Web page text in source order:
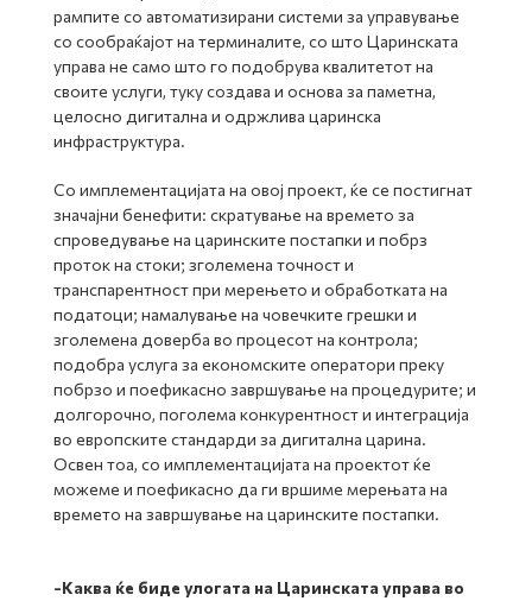
рампите со автоматизирани системи за управување
со сообраќајот на терминалите, со што Царинската
управа не само што го подобрува квалитетот на
своите услуги, туку создава и основа за паметна,
целосно дигитална и одржлива царинска
инфраструктура.
Со имплементацијата на овој проект, ќе се постигнат
значајни бенефити: скратување на времето за
спроведување на царинските постапки и побрз
проток на стоки; зголемена точност и
транспарентност при мерењето и обработката на
податоци; намалување на човечките грешки и
зголемена доверба во процесот на контрола;
подобра услуга за економските оператори преку
побрзо и поефикасно завршување на процедурите; и
долгорочно, поголема конкурентност и интеграција
во европските стандарди за дигитална царина.
Освен тоа, со имплементацијата на проектот ќе
можеме и поефикасно да ги вршиме мерењата на
времето на завршување на царинските постапки.
-Каква ќе биде улогата на Царинската управа во